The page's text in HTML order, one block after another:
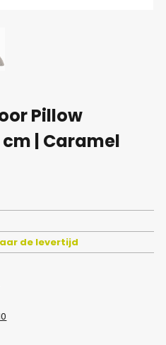
Pillow
| Caramel
de levertijd